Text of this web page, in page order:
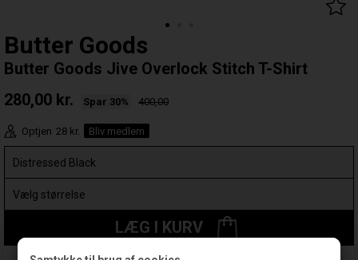
Butter Goods
Butter Goods Jive Overlock Stitch T-Shirt
280,00 kr. Spar 30% 400,00
Optjen 28 kr. Bliv medlem
LÆG I KURV